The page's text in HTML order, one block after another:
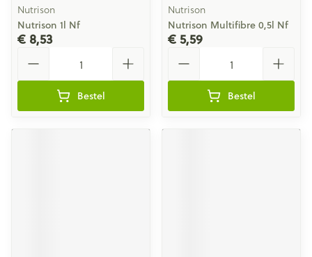
Nutrison
Nutrison 1l Nf
€ 8,53
Bestel
Nutrison
Nutrison Multifibre 0,5l Nf
€ 5,59
Bestel